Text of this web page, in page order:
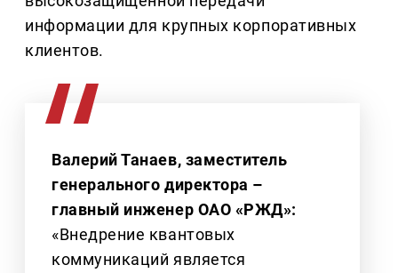
информации для крупных корпоративных
клиентов.
Валерий Танаев, заместитель
генерального директора –
главный инженер ОАО «РЖД»:
«Внедрение квантовых
коммуникаций является